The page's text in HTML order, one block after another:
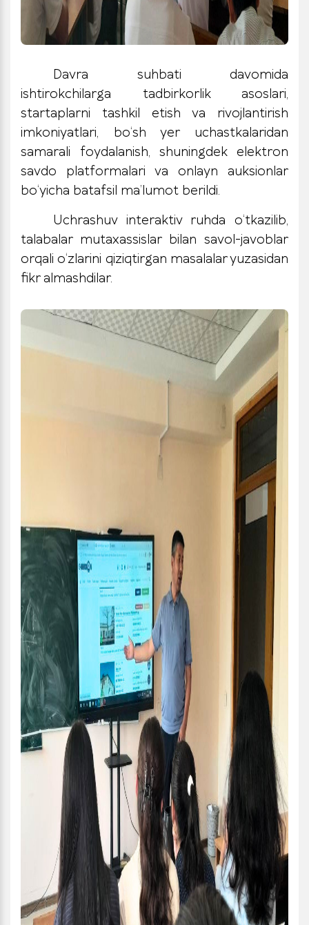
Davra suhbati davomida
ishtirokchilarga tadbirkorlik asoslari,
startaplarni tashkil etish va rivojlantirish
imkoniyatlari, bo‘sh yer uchastkalaridan
samarali foydalanish, shuningdek elektron
savdo platformalari va onlayn auksionlar
bo‘yicha batafsil ma’lumot berildi.
Uchrashuv interaktiv ruhda o‘tkazilib,
talabalar mutaxassislar bilan savol-javoblar
orqali o‘zlarini qiziqtirgan masalalar yuzasidan
fikr almashdilar.